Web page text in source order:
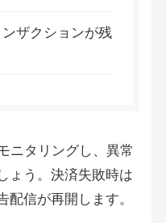
ザクションが残
ニタリングし、異常
ょう。決済失敗時は
信が再開します。